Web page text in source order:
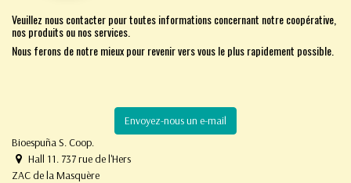
Veuillez nous contacter pour toutes informations concernant notre coopérative,
nos produits ou nos services.
Nous ferons de notre mieux pour revenir vers vous le plus rapidement possible.
Envoyez-nous un e-mail
Bioespuña S. Coop.
Hall 11. 737 rue de l'Hers
ZAC de la Masquère